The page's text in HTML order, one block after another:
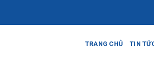
TRANG CHỦ TIN